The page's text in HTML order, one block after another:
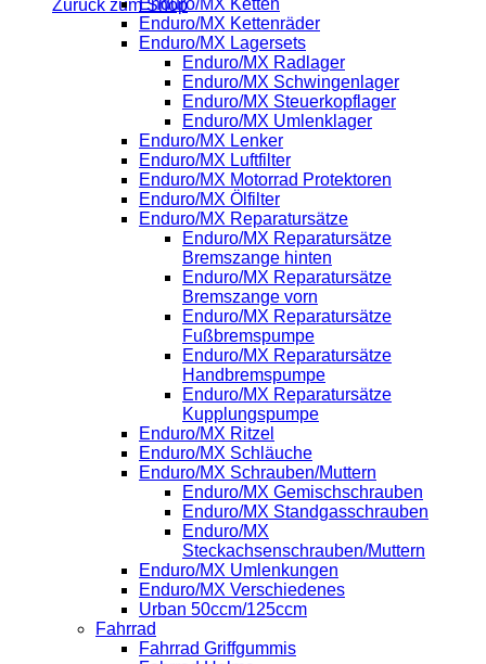
Zurück zum ShopEnduro/MX Ketten
Enduro/MX Kettenräder
Enduro/MX Lagersets
Enduro/MX Radlager
Enduro/MX Schwingenlager
Enduro/MX Steuerkopflager
Enduro/MX Umlenklager
Enduro/MX Lenker
Enduro/MX Luftfilter
Enduro/MX Motorrad Protektoren
Enduro/MX Ölfilter
Enduro/MX Reparatursätze
Enduro/MX Reparatursätze
Bremszange hinten
Enduro/MX Reparatursätze
Bremszange vorn
Enduro/MX Reparatursätze
Fußbremspumpe
Enduro/MX Reparatursätze
Handbremspumpe
Enduro/MX Reparatursätze
Kupplungspumpe
Enduro/MX Ritzel
Enduro/MX Schläuche
Enduro/MX Schrauben/Muttern
Enduro/MX Gemischschrauben
Enduro/MX Standgasschrauben
Enduro/MX
Steckachsenschrauben/Muttern
Enduro/MX Umlenkungen
Enduro/MX Verschiedenes
Urban 50ccm/125ccm
Fahrrad
Fahrrad Griffgummis